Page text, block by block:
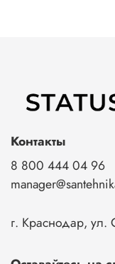
Контакты
8 800 444 04 96
г. Краснодар, ул.